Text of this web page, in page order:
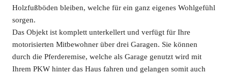
Holzfußböden bleiben, welche für ein ganz eigenes Wohlgefühl
sorgen.
Das Objekt ist komplett unterkellert und verfügt für Ihre
motorisierten Mitbewohner über drei Garagen. Sie können
durch die Pferderemise, welche als Garage genutzt wird mit
Ihrem PKW hinter das Haus fahren und gelangen somit auch